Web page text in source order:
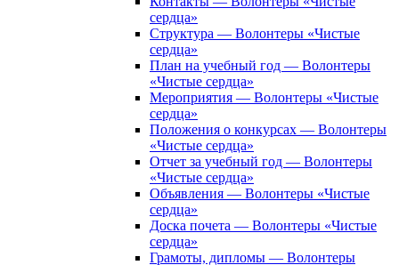
сердца»
Структура — Волонтеры «Чистые
сердца»
План на учебный год — Волонтеры
«Чистые сердца»
Мероприятия — Волонтеры «Чистые
сердца»
Положения о конкурсах — Волонтеры
«Чистые сердца»
Отчет за учебный год — Волонтеры
«Чистые сердца»
Объявления — Волонтеры «Чистые
сердца»
Доска почета — Волонтеры «Чистые
сердца»
Грамоты, дипломы — Волонтеры